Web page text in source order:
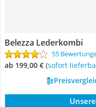
Belezza Lederkombi
55
ab 199,00 € ( Sofort